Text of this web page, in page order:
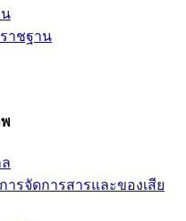
าชฐาน
รจัดการสารและของเสีย